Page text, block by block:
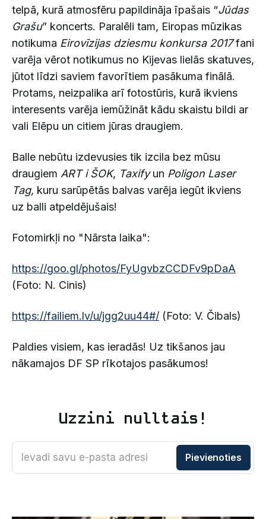
telpā, kurā atmosfēru papildināja īpašais “Jūdas
Grašu” koncerts. Paralēli tam, Eiropas mūzikas
notikuma Eirovīzijas dziesmu konkursa 2017fani
varēja vērot notikumus no Kijevas lielās skatuves,
jūtot līdzi saviem favorītiem pasākuma finālā.
Protams, neizpalika arī fotostūris, kurā ikviens
interesents varēja iemūžināt kādu skaistu bildi ar
vali Elēpu un citiem jūras draugiem.
Balle nebūtu izdevusies tik izcila bez mūsu
draugiem ART i ŠOK, Taxifyun Poligon Laser
Tag, kuru sarūpētās balvas varēja iegūt ikviens
uz balli atpeldējušais!
Fotomirkļi no "Nārsta laika":
https://goo.gl/photos/FyUgvbzCCDFv9pDaA
(Foto: N. Cinis)
https://failiem.lv/u/jgg2uu44#/ (Foto: V. Čibals)
Paldies visiem, kas ieradās! Uz tikšanos jau
nākamajos DF SP rīkotajos pasākumos!
Uzzini nulltais!
Ievadi savu e-pasta adresi Pievienoties